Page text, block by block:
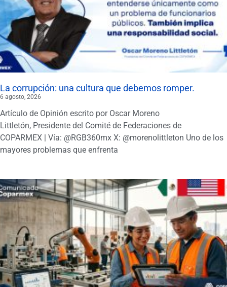
La corrupción: una cultura que debemos romper.
6 agosto, 2026
Artículo de Opinión escrito por Oscar Moreno
Littletón, Presidente del Comité de Federaciones de
COPARMEX | Vía: @RGB360mx X: @morenolittleton Uno de los
mayores problemas que enfrenta